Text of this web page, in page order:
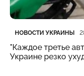
Категория
НОВОСТИ УКРАИНЫ
Дата публикации
"Каждое третье
Украине резко